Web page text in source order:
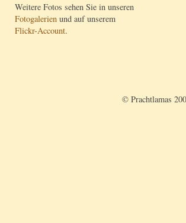
Weitere Fotos sehen Sie in unseren
Fotogalerien und auf unserem
Flickr-Account.
© Prachtlamas